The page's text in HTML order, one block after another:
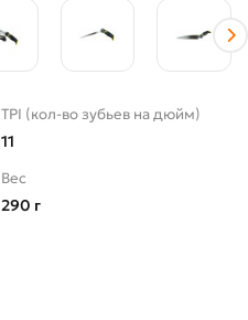
TPI (кол-во зубьев на дюйм)
11
Вес
290 г